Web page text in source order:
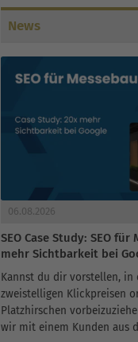
News
06.08.2026
SEO Case Study: SEO für
mehr Sichtbarkeit bei
Kannst du dir vorstellen, in
zweistelligen Klickpreisen
Platzhirschen
wir mit einem Kunden aus